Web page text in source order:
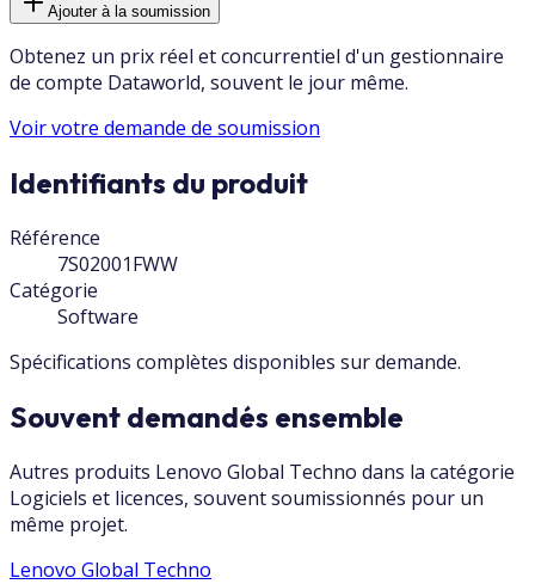
Ajouter à la soumission
Obtenez un prix réel et concurrentiel d'un gestionnaire
de compte Dataworld, souvent le jour même.
Voir votre demande de soumission
Identifiants du produit
Référence
7S02001FWW
Catégorie
Software
Spécifications complètes disponibles sur demande.
Souvent demandés ensemble
Autres produits Lenovo Global Techno dans la catégorie
Logiciels et licences, souvent soumissionnés pour un
même projet.
Lenovo Global Techno